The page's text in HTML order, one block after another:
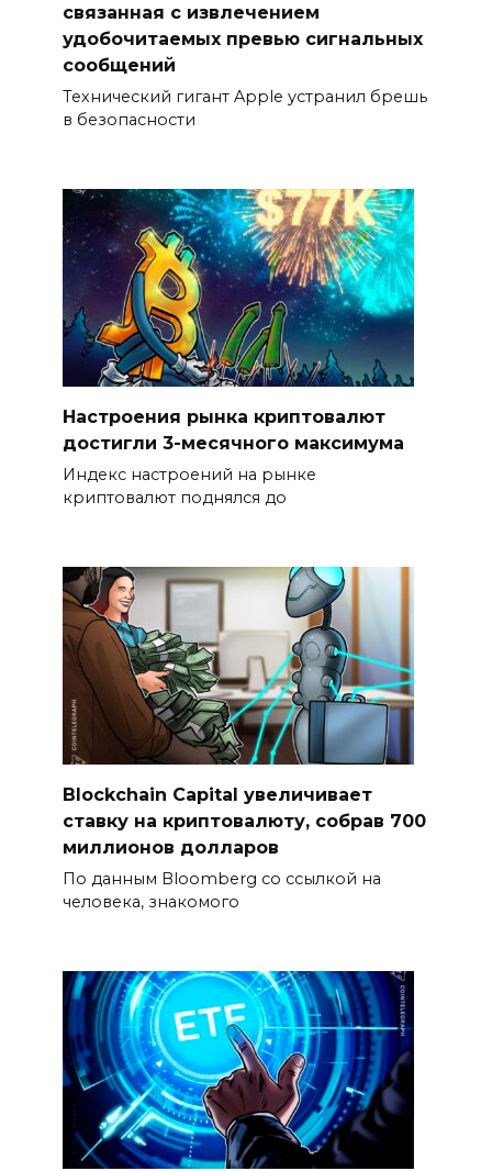
связанная с извлечением
удобочитаемых превью сигнальных
сообщений
Технический гигант Apple устранил брешь
в безопасности
Настроения рынка криптовалют
достигли 3-месячного максимума
Индекс настроений на рынке
криптовалют поднялся до
Blockchain Capital увеличивает
ставку на криптовалюту, собрав 700
миллионов долларов
По данным Bloomberg со ссылкой на
человека, знакомого